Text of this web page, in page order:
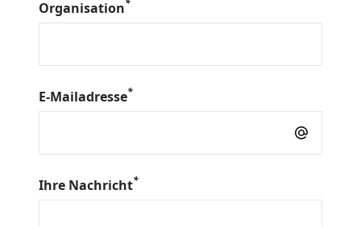
Organisation
E-Mailadresse
Ihre Nachricht